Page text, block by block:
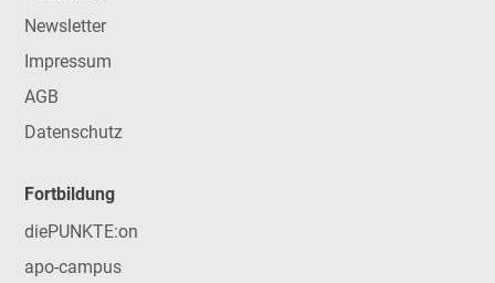
Newsletter
Impressum
AGB
Datenschutz
Fortbildung
diePUNKTE:on
apo-campus